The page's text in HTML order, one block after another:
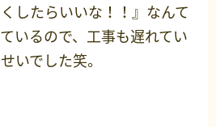
したらいいな！！』なんて
いるので、工事も遅れてい
いでした笑。